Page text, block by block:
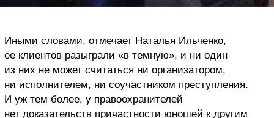
Иными словами, отмечает Наталья Ильченко,
ее клиентов разыграли «в темную», и ни один
из них не может считаться ни организатором,
ни исполнителем, ни соучастником преступления.
И уж тем более, у правоохранителей
нет доказательств причастности юношей к другим